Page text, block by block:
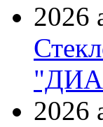
2026
2026